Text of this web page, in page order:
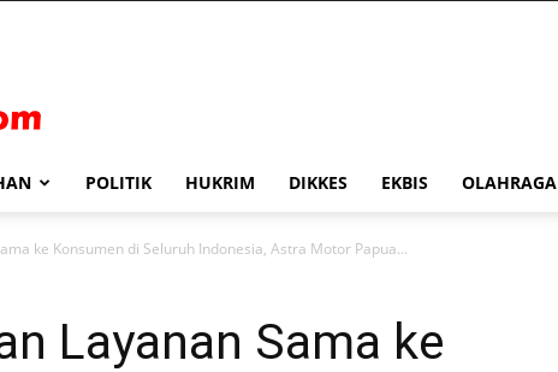
POLITIK HUKRIM DIKKES EKBIS OLAHRAGA
ke Konsumen di Seluruh Indonesia, Astra Motor Papua...
Layanan Sama ke